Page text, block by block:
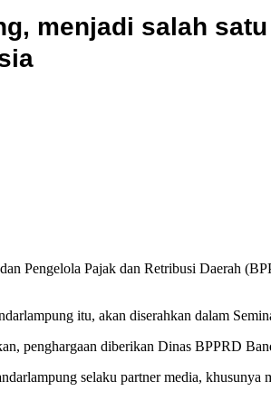
menjadi salah
Pengelola Pajak dan Retribusi Daerah
itu, akan diserahkan dalam
penghargaan diberikan Dinas BPPRD
selaku partner media,